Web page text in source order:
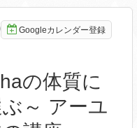
Googleカレンダー登録
の体質に
～ ​​​​​アーユ